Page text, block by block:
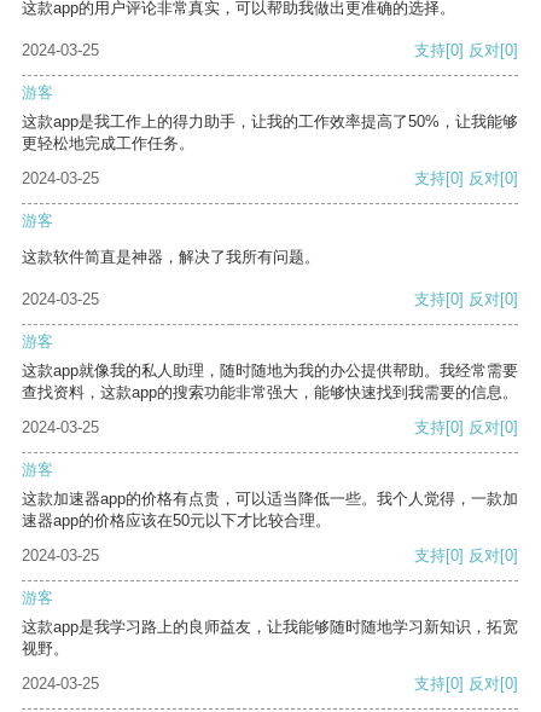
这款app的用户评论非常真实，可以帮助我做出更准确的选择。
2024-03-25 支持[0] 反对[0]
游客
这款app是我工作上的得力助手，让我的工作效率提高了50%，让我能够
更轻松地完成工作任务。
2024-03-25
支持[0] 反对[0]
游客
这款软件简直是神器，解决了我所有问题。
2024-03-25 支持[0] 反对[0]
游客
这款app就像我的私人助理，随时随地为我的办公提供帮助。我经常需要
查找资料，这款app的搜索功能非常强大，能够快速找到我需要的信息。
2024-03-25
支持[0] 反对[0]
游客
这款加速器app的价格有点贵，可以适当降低一些。我个人觉得，一款加
速器app的价格应该在50元以下才比较合理。
2024-03-25
支持[0] 反对[0]
游客
这款app是我学习路上的良师益友，让我能够随时随地学习新知识，拓宽
视野。
2024-03-25
支持[0] 反对[0]